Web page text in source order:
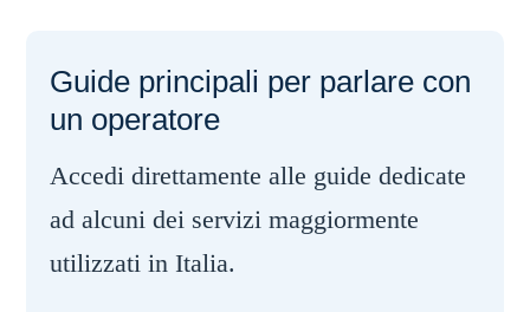
Guide principali per parlare con
un operatore
Accedi direttamente alle guide dedicate
ad alcuni dei servizi maggiormente
utilizzati in Italia.